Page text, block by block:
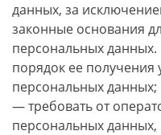
данных, за
законные основания
персональных
порядок ее получения
персональных данных;
— требовать от
персональных